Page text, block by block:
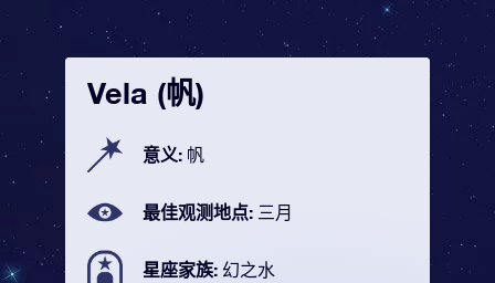
Vela (帆)
意义: 帆
最佳观测地点: 三月
星座家族: 幻之水